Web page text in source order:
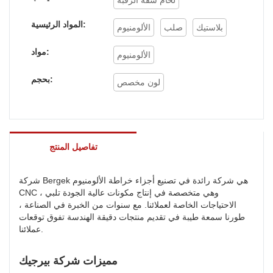
المواد الرئيسية: الألومنيوم صلب بلاستيك
مواد: الألومنيوم
بحجم: لون مخصص
تفاصيل المنتج
شركة Bergek هي شركة رائدة في تصنيع أجزاء خراطة الألومنيوم
CNC ، وهي متخصصة في إنتاج مكونات عالية الجودة تلبي
الاحتياجات الخاصة لعملائنا. مع سنوات من الخبرة في الصناعة ،
طورنا سمعة طيبة في تقديم منتجات دقيقة الهندسة تفوق توقعات
مميزات شركة بيرجيك